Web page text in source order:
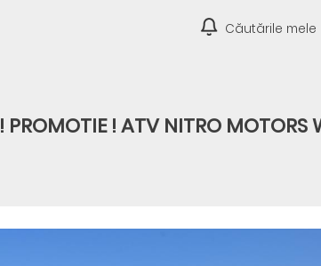
Căutările mele
! PROMOTIE ! ATV NITRO MOTORS